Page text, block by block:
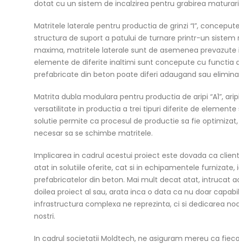
dotat cu un sistem de incalzirea pentru grabirea
Matritele laterale pentru productia de grinzi “I”,
structura de suport a patului de turnare printr-un sistem
maxima, matritele laterale sunt de asemenea
elemente de diferite inaltimi sunt concepute cu functia
prefabricate din beton poate diferi adaugand sau
Matrita dubla modulara pentru productia de aripi “A1”,
versatilitate in productia a trei tipuri diferite de
solutie permite ca procesul de productie sa fie
necesar sa se schimbe matritele.
Implicarea in cadrul acestui proiect este dovada ca
atat in solutiile oferite, cat si in echipamentele
prefabricatelor din beton. Mai mult decat atat, intrucat
doilea proiect al sau, arata inca o data ca nu doar
infrastructura complexa ne reprezinta, ci si dedicarea
nostri.
In cadrul societatii Moldtech, ne asiguram mereu ca